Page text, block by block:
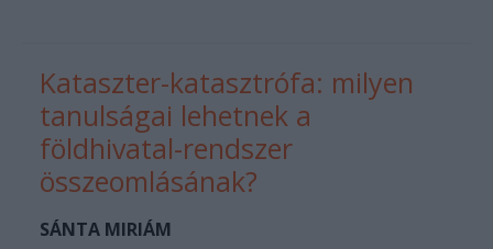
Kataszter-katasztrófa: milyen
tanulságai lehetnek a
földhivatal-rendszer
összeomlásának?
SÁNTA MIRIÁM